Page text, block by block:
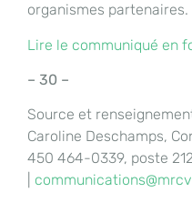
organismes partenaires.
Lire le communiqué en
– 30 –
Source et
Caroline Deschamps,
450 464-0339, poste